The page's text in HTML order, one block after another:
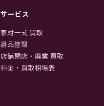
サービス
家財一式 買取
遺品整理
店舗閉店・廃業 買取
料金・買取相場表